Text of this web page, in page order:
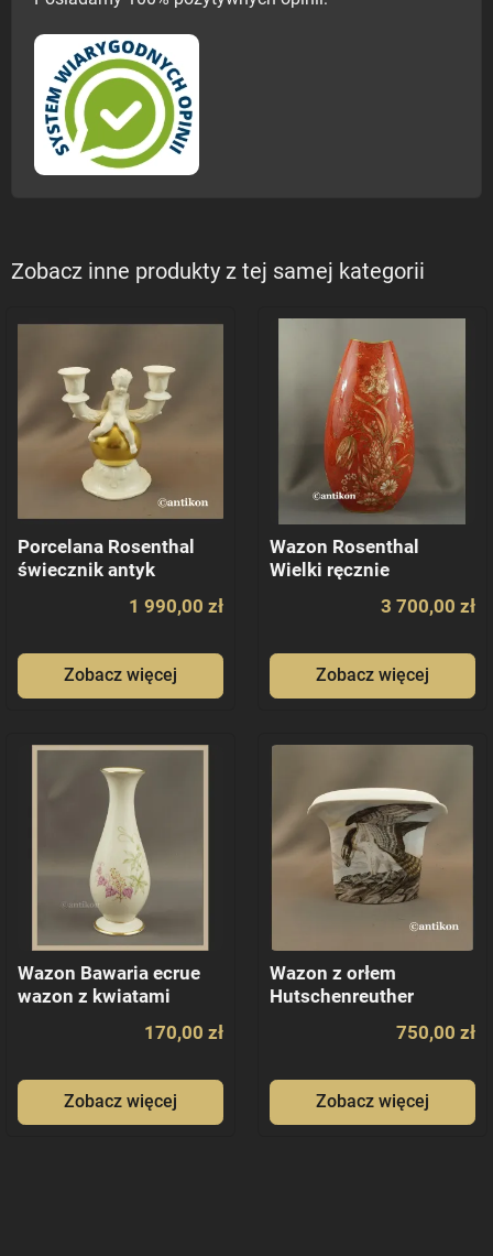
Zobacz inne produkty z tej samej kategorii
Porcelana Rosenthal
świecznik antyk
1 990,00 zł
Zobacz więcej
Wazon Rosenthal
Wielki ręcznie
malowany Zaczarowany
3 700,00 zł
Zobacz więcej
Wazon Bawaria ecrue
wazon z kwiatami
170,00 zł
Zobacz więcej
Wazon z orłem
Hutschenreuther
750,00 zł
Zobacz więcej